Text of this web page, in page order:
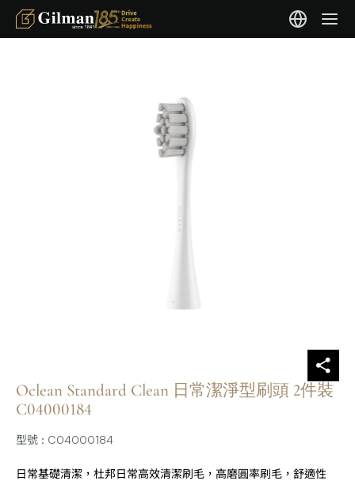
Oclean Standard Clean 日常潔淨型刷頭 2件裝
C04000184
型號 : C04000184
日常基礎清潔，杜邦日常高效清潔刷毛，高磨圓率刷毛，舒適性